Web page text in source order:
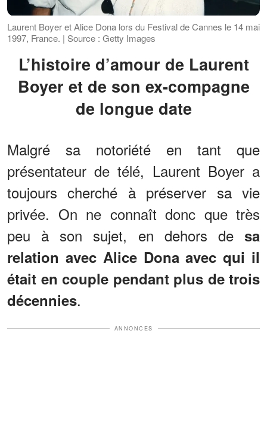
Laurent Boyer et Alice Dona lors du Festival de Cannes le 14 mai
1997, France. | Source : Getty Images
L’histoire d’amour de Laurent
Boyer et de son ex-compagne
de longue date
Malgré sa notoriété en tant que
présentateur de télé, Laurent Boyer a
toujours cherché à préserver sa vie
privée. On ne connaît donc que très
peu à son sujet, en dehors de sa
relation avec Alice Dona avec qui il
était en couple pendant plus de trois
décennies.
ANNONCES